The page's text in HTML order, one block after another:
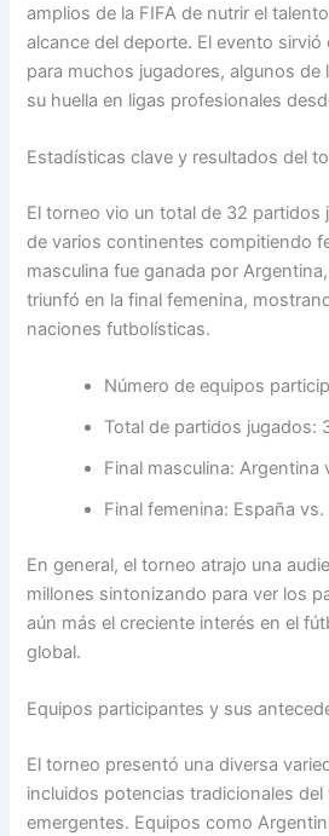
amplios de la FIFA de nutrir el
alcance del deporte. El evento
para muchos jugadores, algunos de
su huella en ligas profesionales
Estadísticas clave y resultados del
El torneo vio un total de 32 partidos
de varios continentes compitiendo
masculina fue ganada por
triunfó en la final femenina,
naciones futbolísticas.
Número de equipos
Total de partidos jugados:
Final masculina: Argentina
Final femenina: España
En general, el torneo atrajo una
millones sintonizando para ver los
aún más el creciente interés en el
global.
Equipos participantes y sus
El torneo presentó una diversa
incluidos potencias tradicionales
emergentes. Equipos como